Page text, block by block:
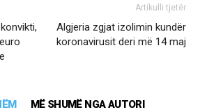
Artikulli tjetër
Algjeria zgjat izolimin kundër
koronavirusit deri më 14 maj
MË SHUMË NGA AUTORI